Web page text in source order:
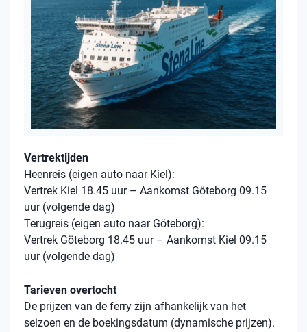
Vertrektijden
Heenreis (eigen auto naar Kiel):
Vertrek Kiel 18.45 uur – Aankomst Göteborg 09.15
uur (volgende dag)
Terugreis (eigen auto naar Göteborg):
Vertrek Göteborg 18.45 uur – Aankomst Kiel 09.15
uur (volgende dag)
Tarieven overtocht
De prijzen van de ferry zijn afhankelijk van het
seizoen en de boekingsdatum (dynamische prijzen).